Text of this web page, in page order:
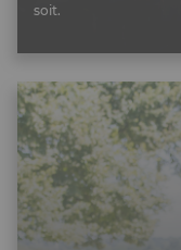
soit.